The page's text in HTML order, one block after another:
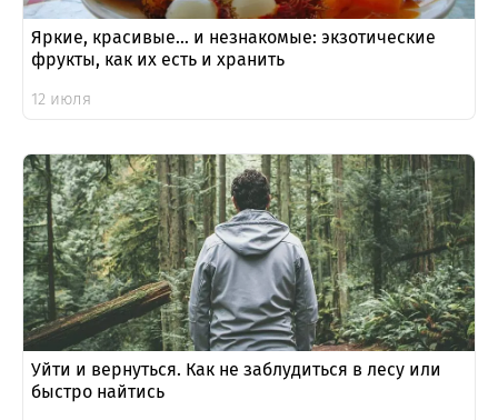
Яркие, красивые… и незнакомые: экзотические
фрукты, как их есть и хранить
12 июля
Уйти и вернуться. Как не заблудиться в лесу или
быстро найтись